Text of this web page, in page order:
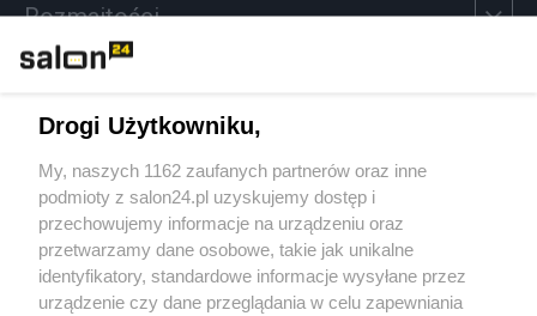
Rozmaitości
Sport
Społeczeństwo
Kultura
Drogi Użytkowniku,
My, naszych 1162 zaufanych partnerów oraz inne
podmioty z salon24.pl uzyskujemy dostęp i
przechowujemy informacje na urządzeniu oraz
przetwarzamy dane osobowe, takie jak unikalne
identyfikatory, standardowe informacje wysyłane przez
urządzenie czy dane przeglądania w celu zapewniania